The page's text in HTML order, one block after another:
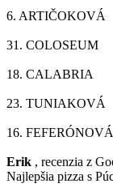
6. ARTIČOKOVÁ
31. COLOSEUM
18. CALABRIA
23. TUNIAKOVÁ
16. FEFERÓNOVÁ
Erik , recenzia z
Najlepšia pizza s